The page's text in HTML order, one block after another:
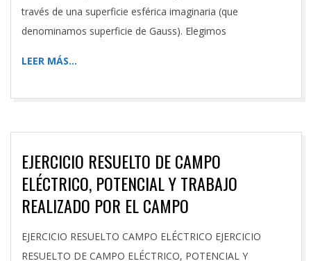
través de una superficie esférica imaginaria (que
denominamos superficie de Gauss). Elegimos
LEER MÁS…
EJERCICIO RESUELTO DE CAMPO
ELÉCTRICO, POTENCIAL Y TRABAJO
REALIZADO POR EL CAMPO
2025-
10-
EJERCICIO RESUELTO CAMPO ELÉCTRICO EJERCICIO
RESUELTO DE CAMPO ELÉCTRICO, POTENCIAL Y